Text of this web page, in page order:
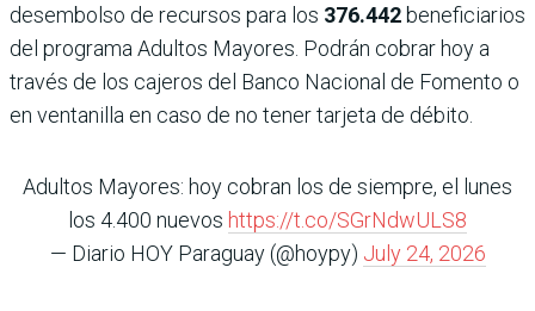
desembolso de recursos para los 376.442 beneficiarios
del programa Adultos Mayores. Podrán cobrar hoy a
través de los cajeros del Banco Nacional de Fomento o
en ventanilla en caso de no tener tarjeta de débito.
Adultos Mayores: hoy cobran los de siempre, el lunes
los 4.400 nuevos https://t.co/SGrNdwULS8
— Diario HOY Paraguay (@hoypy) July 24, 2026